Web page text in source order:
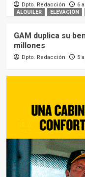
Dpto. Redacción 6
ALQUILER
ELEVACIÓN
GAM duplica su
millones
Dpto. Redacción 5